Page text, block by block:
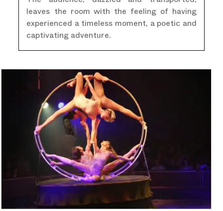
The audience, dazzled and transported,
leaves the room with the feeling of having
experienced a timeless moment, a poetic and
captivating adventure.